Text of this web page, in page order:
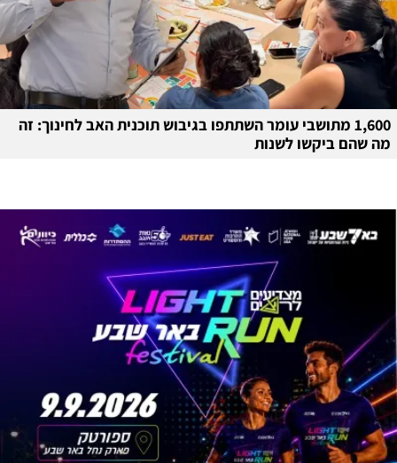
1,600 מתושבי עומר השתתפו בגיבוש תוכנית האב לחינוך: זה
מה שהם ביקשו לשנות